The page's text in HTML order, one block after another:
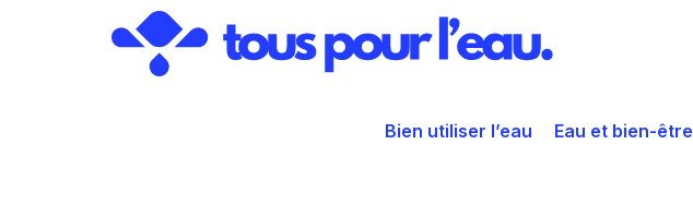
Bien utiliser l’eau Eau et bien-être